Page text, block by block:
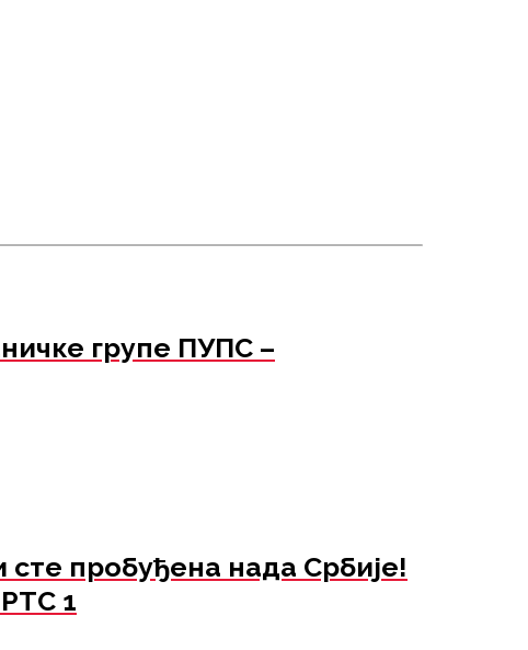
групе ПУПС –
пробуђена нада Србије!
1